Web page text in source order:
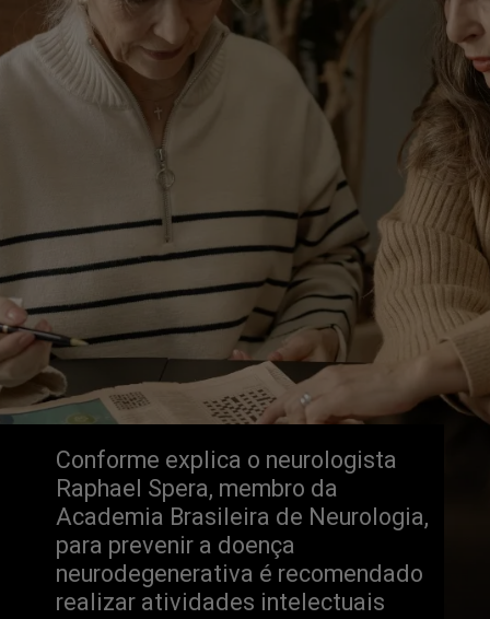
Conforme explica o neurologista
Raphael Spera, membro da
Academia Brasileira de Neurologia,
para prevenir a doença
neurodegenerativa é recomendado
realizar atividades intelectuais